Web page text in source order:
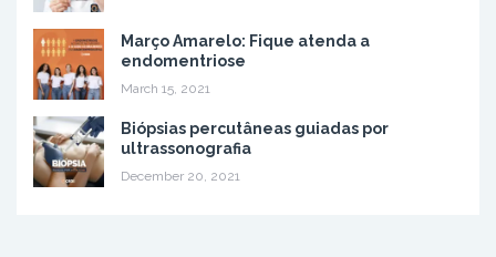
Março Amarelo: Fique atenda a
endomentriose
March 15, 2021
Biópsias percutâneas guiadas por
ultrassonografia
December 20, 2021